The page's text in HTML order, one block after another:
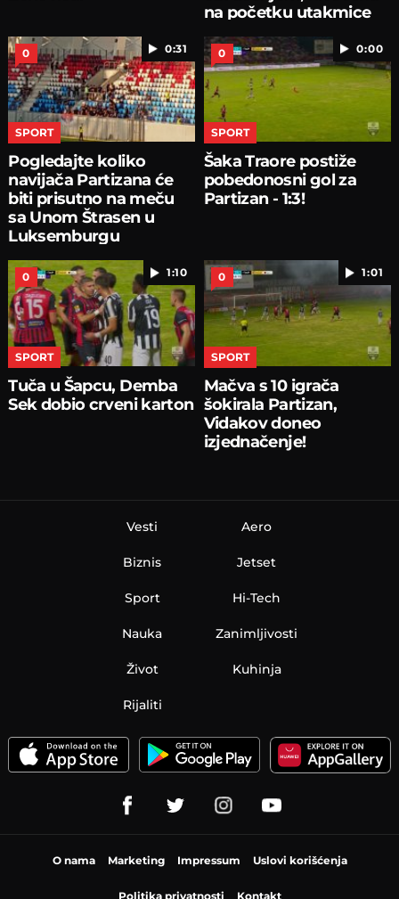
na početku utakmice
0:31
0
SPORT
Pogledajte koliko
navijača Partizana će
biti prisutno na meču
sa Unom Štrasen u
Luksemburgu
0:00
0
SPORT
Šaka Traore postiže
pobedonosni gol za
Partizan - 1:3!
1:10
0
SPORT
Tuča u Šapcu, Demba
Sek dobio crveni karton
1:01
0
SPORT
Mačva s 10 igrača
šokirala Partizan,
Vidakov doneo
izjednačenje!
Vesti
Biznis
Sport
Nauka
Aero
Jetset
Hi-Tech
Zanimljivosti
Život Kuhinja
Rijaliti
O nama Marketing Impressum Uslovi korišćenja
Politika privatnosti Kontakt